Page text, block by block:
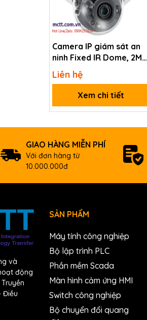
Camera IP giám sát an
ninh Fixed IR Dome, 2MP,
IP67 ICP DAS iCAM-
MR6322 CR
Liên hệ
Xem chi tiết
GIAO HÀNG MIỄN PHÍ
Với đơn hàng từ
10.000.000đ
và
động
Điều
SẢN PHẨM
Máy tính công nghiệp
Bộ lập trình PLC
Phần mềm Scada
Màn hình cảm ứng HMI
Switch công nghiệp
Bộ chuyển đổi quang